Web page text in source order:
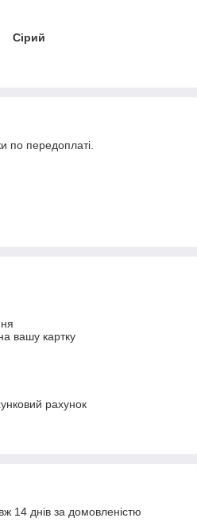
Сірий
по передоплаті.
вашу картку
рахунок
14 днів за домовленістю